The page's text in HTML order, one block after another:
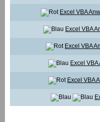
Excel VBA
Excel VBA
Excel VBA
Excel
Excel VBA